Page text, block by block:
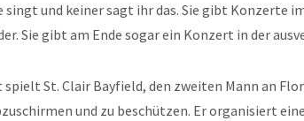
singt und keiner sagt ihr das. Sie gibt Konzerte
Sie gibt am Ende sogar ein Konzert in der
spielt St. Clair Bayfield, den zweiten Mann an
und zu beschützen. Er organisiert